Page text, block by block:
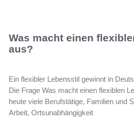
Was macht einen
aus?
Ein flexibler Lebensstil gewinnt in
Die Frage Was macht einen flexiblen
heute viele Berufstätige, Familien und
Arbeit, Ortsunabhängigkeit